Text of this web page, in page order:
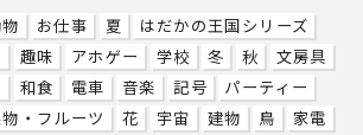
お仕事 夏
はだかの王国シリーズ
趣味 アホゲー 学校 冬 秋
文房具
和食 電車 音楽 記号
パーティー
・フルーツ 花 宇宙 建物 鳥
家電